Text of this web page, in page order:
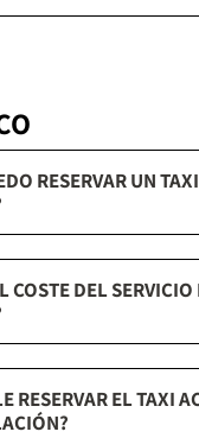
RESERVAR UN TAXI
COSTE DEL SERVICIO
RESERVAR EL TAXI